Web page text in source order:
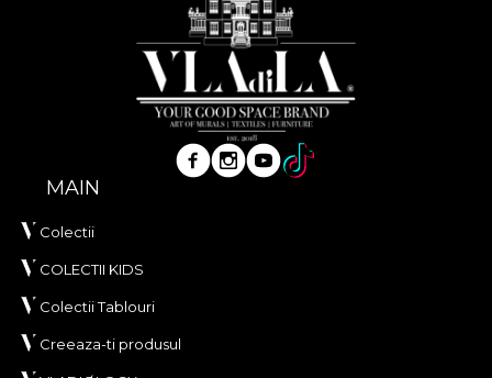
MAIN
Colectii
COLECTII KIDS
Colectii Tablouri
Creeaza-ti produsul